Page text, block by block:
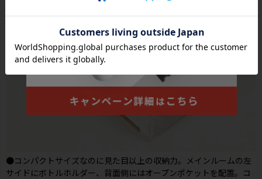
●コンパクトサイズなのに見た目以上の収納力。メインルームの左
サイドにボトルホルダー、背面側にはオープンポケットを配置。コ